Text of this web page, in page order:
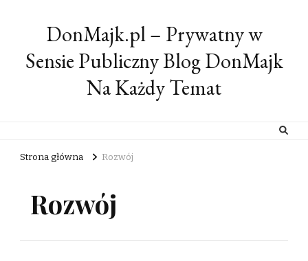
DonMajk.pl – Prywatny w
Sensie Publiczny Blog DonMajk
Na Każdy Temat
Strona główna Rozwój
Rozwój